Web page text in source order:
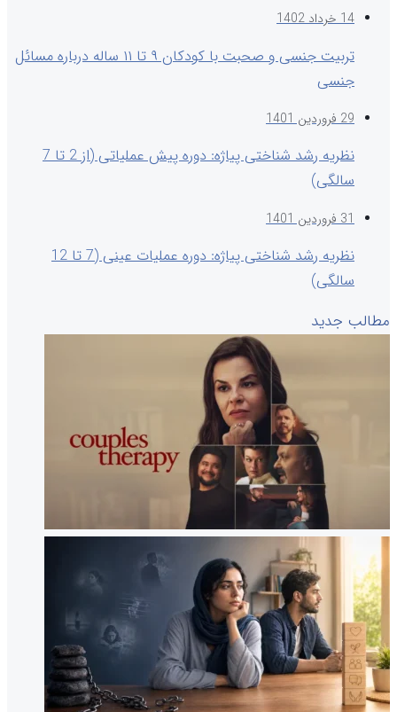
14 خرداد 1402
تربیت جنسی و صحبت با کودکان ۹ تا ۱۱ ساله درباره مسائل
جنسی
29 فروردین 1401
نظریه رشد شناختی پیاژه: دوره پیش عملیاتی (از 2 تا 7
سالگی)
31 فروردین 1401
نظریه رشد شناختی پیاژه: دوره عملیات عینی (7 تا 12
سالگی)
مطالب جدید